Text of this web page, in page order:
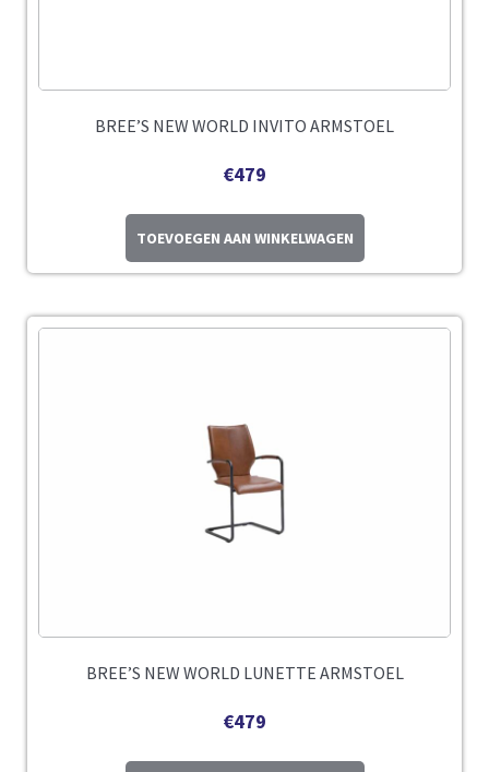
BREE’S NEW WORLD INVITO ARMSTOEL
€479
TOEVOEGEN AAN WINKELWAGEN
BREE’S NEW WORLD LUNETTE ARMSTOEL
€479